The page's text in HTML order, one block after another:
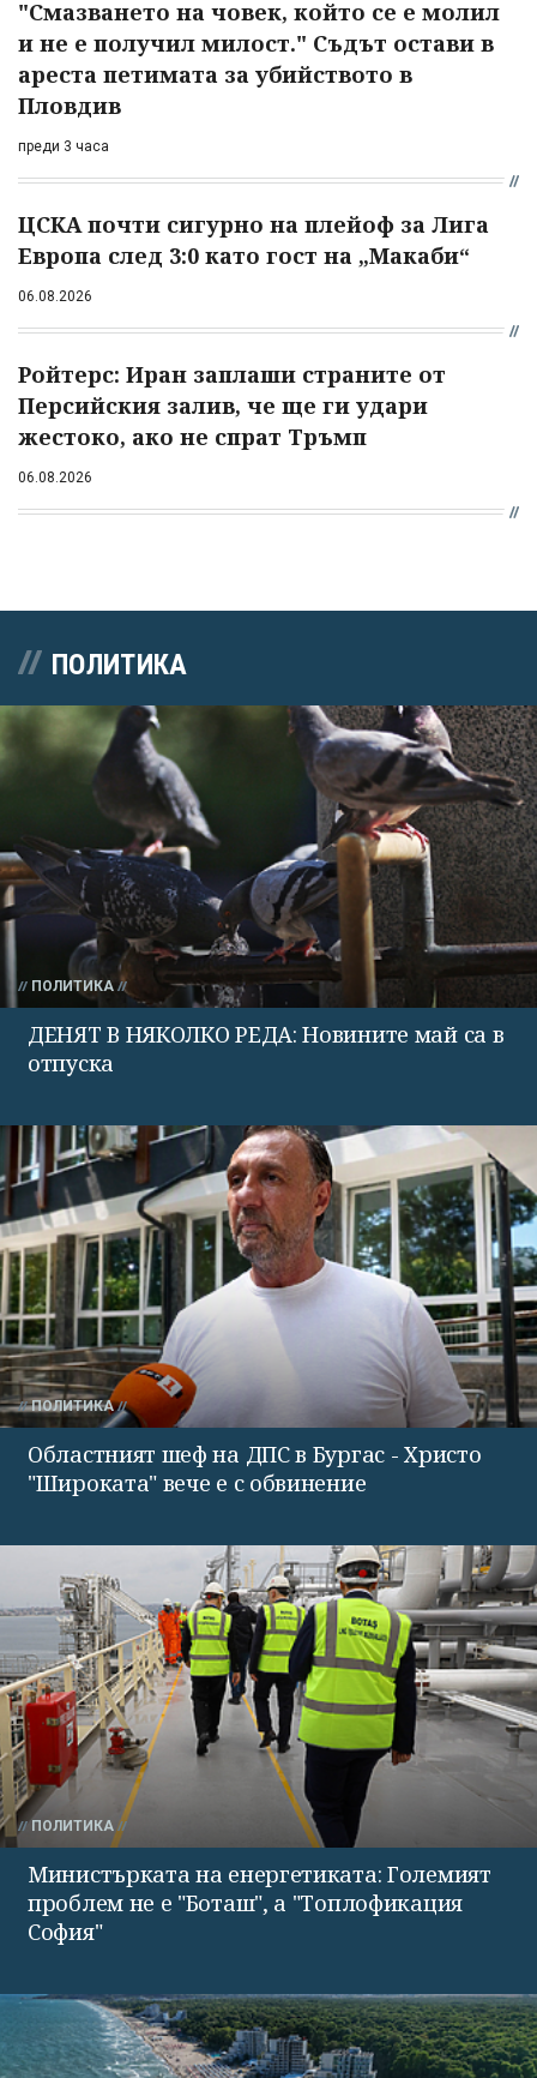
"Смазването на човек, който се е молил
и не е получил милост." Съдът остави в
ареста петимата за убийството в
Пловдив
преди 3 часа
ЦСКА почти сигурно на плейоф за Лига
Европа след 3:0 като гост на „Макаби“
06.08.2026
Ройтерс: Иран заплаши страните от
Персийския залив, че ще ги удари
жестоко, ако не спрат Тръмп
06.08.2026
ПОЛИТИКА
ПОЛИТИКА
ДЕНЯТ В НЯКОЛКО РЕДА: Новините май са в
отпуска
ПОЛИТИКА
Областният шеф на ДПС в Бургас - Христо
"Широката" вече е с обвинение
ПОЛИТИКА
Министърката на енергетиката: Големият
проблем не е "Боташ", а "Топлофикация
София"